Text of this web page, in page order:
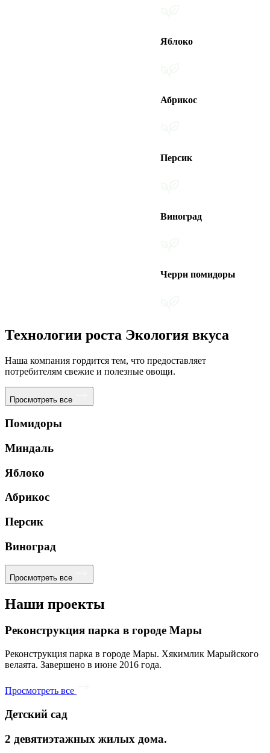
Виноград
Черри помидоры
Технологии роста Экология вкуса
Наша компания гордится тем, что предоставляет
потребителям свежие и полезные овощи.
Просмотреть все
Помидоры
Миндаль
Яблоко
Абрикос
Персик
Виноград
Просмотреть все
Наши проекты
Реконструкция парка в городе Мары
Реконструкция парка в городе Мары. Хякимлик Марыйского
велаята. Завершено в июне 2016 года.
Просмотреть все
Детский сад
2 девятиэтажных жилых дома.